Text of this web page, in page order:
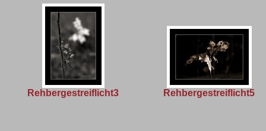
Rehbergestreiflicht3 Rehbergestreiflicht5